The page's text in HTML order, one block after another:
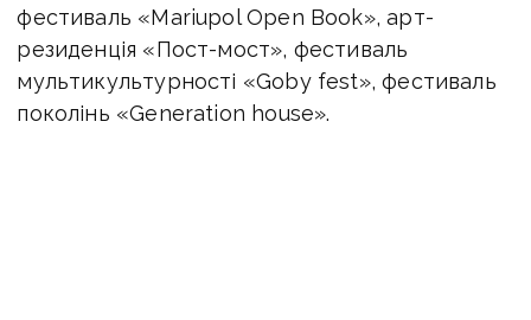
фестиваль «Mariupol Open Book», арт-
резиденція «Пост-мост», фестиваль
мультикультурності «Goby fest», фестиваль
поколінь «Generation house».